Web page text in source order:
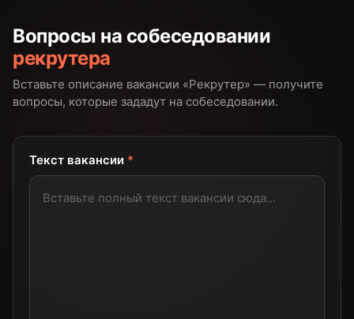
Вопросы на собеседовании
рекрутера
Вставьте описание вакансии «Рекрутер» — получите
вопросы, которые зададут на собеседовании.
Текст вакансии *